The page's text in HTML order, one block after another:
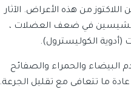
من هذه الأعراض. الآثار
في ضعف العضلات ،
(أدوية الكوليسترول).
البيضاء والحمراء والصفائح
ما تتعافى مع تقليل الجرعة.